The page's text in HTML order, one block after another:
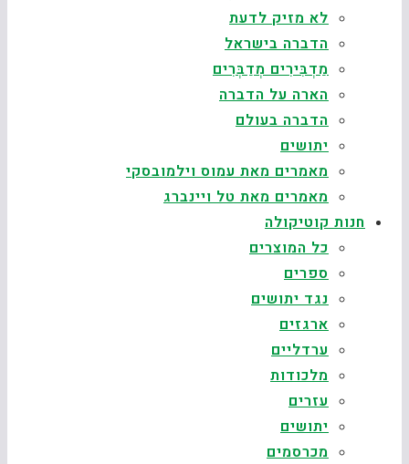
לא מזיק לדעת
הדברה בישראל
מַדְבִּירִים מְדַבְּרִים
הארה על הדברה
הדברה בעולם
יתושים
מאמרים מאת עמוס וילמובסקי
מאמרים מאת טל ויינברג
חנות קוטיקולה
כל המוצרים
ספרים
נגד יתושים
ארגזים
ערדליים
מלכודות
עזרים
יתושים
מכרסמים